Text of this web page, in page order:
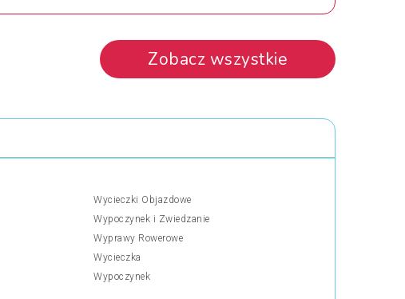
Zobacz wszystkie
Wycieczki Objazdowe
Wypoczynek i Zwiedzanie
Wyprawy Rowerowe
Wycieczka
Wypoczynek